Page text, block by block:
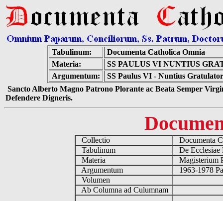
Tabulinum:
Documenta Catholica Omnia
Materia:
SS PAULUS VI NUNTIUS
Argumentum:
SS Paulus VI - Nuntius
Sancto Alberto Magno Patrono Plorante ac Beata Semper
Defendere Digneris.
Collectio
Documenta
Tabulinum
De
Materia
Magisterium
Argumentum
1963-1978
Volumen
Ab Columna ad Culumnam